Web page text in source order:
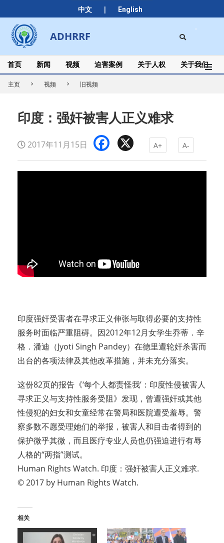
中文 | English
to
content
ADHRRF
Secondary
Navigation
Menu
首页 新闻 视频 迫害案例 关于人权 关于我们
主页 视频 旧视频
印度：强奸被害人正义难求
2017年11月15日 Facebook A+ A-
印度强奸受害者在寻求正义伸张与取得必要的支持性
服务时面临严重阻碍。因2012年12月女学生乔蒂．辛
格．潘迪（Jyoti Singh Pandey）在德里遭轮奸杀害而
出台的各项法律及其他改革措施，并未充分落实。
这份82页的报告《‘每个人都责怪我’：印度性侵被害人
寻求正义与支持性服务受阻》发现，曾遭强奸或其他
性侵犯的妇女和女童经常在警局和医院遭受羞辱。警
察多数不愿受理她们的举报，被害人和目击者得到的
保护微乎其微，而且医疗专业人员也仍强迫进行有辱
人格的“两指”测试。
Human Rights Watch. 印度：强奸被害人正义难求.
© 2017 by Human Rights Watch.
相关